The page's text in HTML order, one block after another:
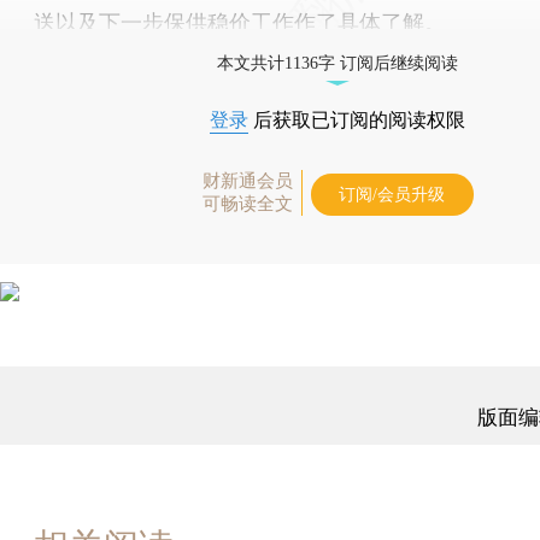
送以及下一步保供稳价工作作了具体了解。
本文共计1136字 订阅后继续阅读
登录 后获取已订阅的阅读权限
财新通会员
可畅读全文
订阅/会员升级
版面